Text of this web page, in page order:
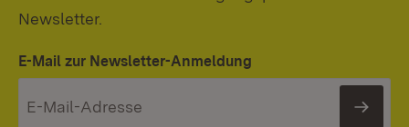
Newsletter.
E-Mail zur Newsletter-Anmeldung